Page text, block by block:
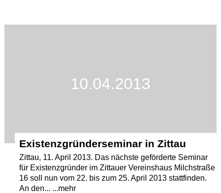
10.04.2013
Existenzgründerseminar in Zittau
Zittau, 11. April 2013. Das nächste geförderte Seminar
für Existenzgründer im Zittauer Vereinshaus Milchstraße
16 soll nun vom 22. bis zum 25. April 2013 stattfinden.
An den... ...mehr